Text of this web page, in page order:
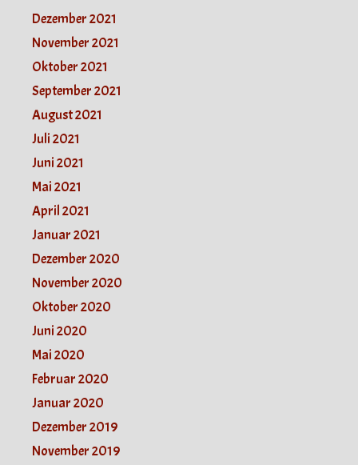
Dezember 2021
November 2021
Oktober 2021
September 2021
August 2021
Juli 2021
Juni 2021
Mai 2021
April 2021
Januar 2021
Dezember 2020
November 2020
Oktober 2020
Juni 2020
Mai 2020
Februar 2020
Januar 2020
Dezember 2019
November 2019